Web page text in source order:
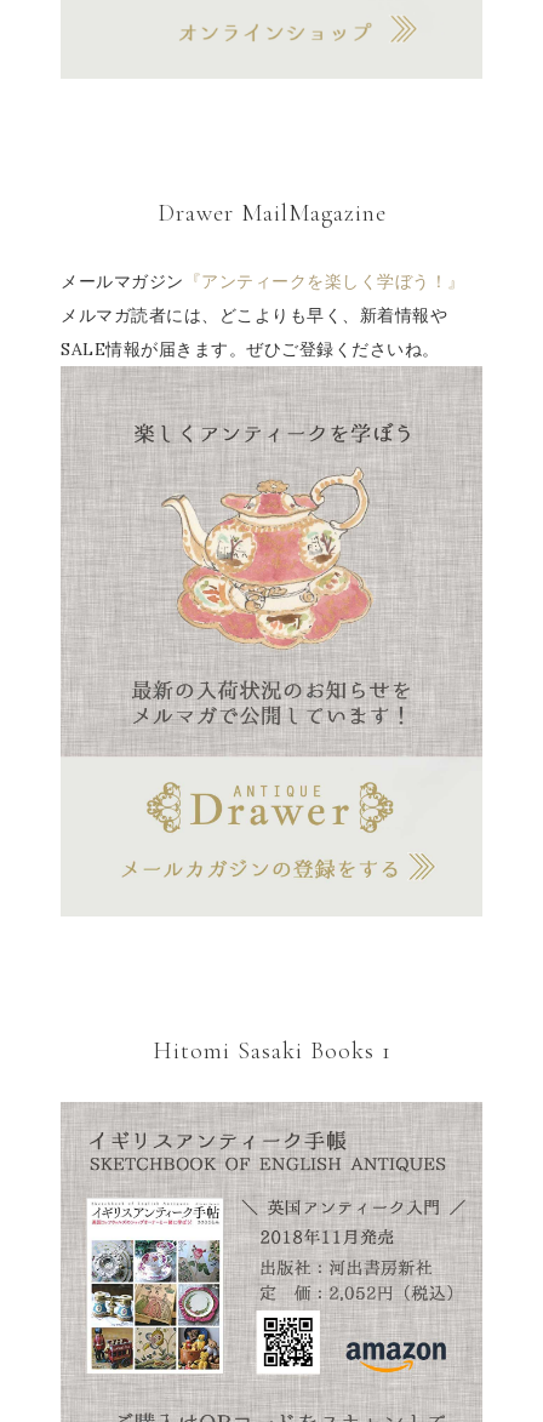
Drawer MailMagazine
メールマガジン 『アンティークを楽しく学ぼう！』
メルマガ読者には、どこよりも早く、新着情報や
SALE情報が届きます。ぜひご登録くださいね。
Hitomi Sasaki Books 1